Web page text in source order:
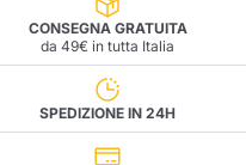
CONSEGNA GRATUITA
da 49€ in tutta Italia
SPEDIZIONE IN 24H